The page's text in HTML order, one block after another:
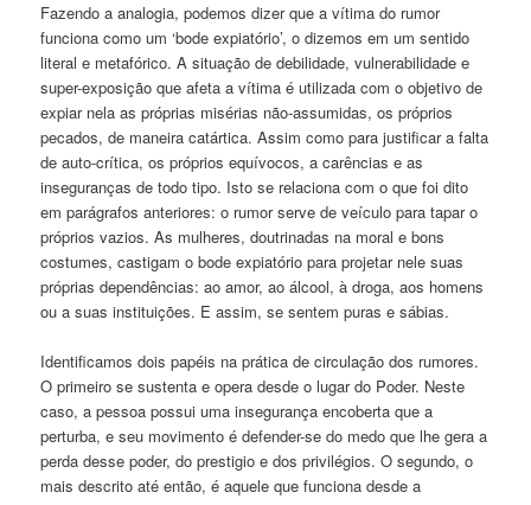
Fazendo a analogia, podemos dizer que a vítima do rumor
funciona como um ‘bode expiatório’, o dizemos em um sentido
literal e metafórico. A situação de debilidade, vulnerabilidade e
super-exposição que afeta a vítima é utilizada com o objetivo de
expiar nela as próprias misérias não-assumidas, os próprios
pecados, de maneira catártica. Assim como para justificar a falta
de auto-crítica, os próprios equívocos, a carências e as
inseguranças de todo tipo. Isto se relaciona com o que foi dito
em parágrafos anteriores: o rumor serve de veículo para tapar o
próprios vazios. As mulheres, doutrinadas na moral e bons
costumes, castigam o bode expiatório para projetar nele suas
próprias dependências: ao amor, ao álcool, à droga, aos homens
ou a suas instituições. E assim, se sentem puras e sábias.
Identificamos dois papéis na prática de circulação dos rumores.
O primeiro se sustenta e opera desde o lugar do Poder. Neste
caso, a pessoa possui uma insegurança encoberta que a
perturba, e seu movimento é defender-se do medo que lhe gera a
perda desse poder, do prestigio e dos privilégios. O segundo, o
mais descrito até então, é aquele que funciona desde a